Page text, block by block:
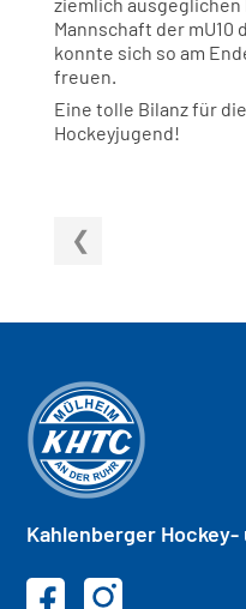
ziemlich ausgeglichen
Mannschaft der mU10
konnte sich so am
freuen.
Eine tolle Bilanz für
Hockeyjugend!
Kahlenberger Hockey-